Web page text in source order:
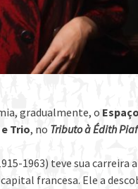
gradualmente, o
Trio, no Tributo à Édith Piaf
1963) teve sua
francesa. Ele a